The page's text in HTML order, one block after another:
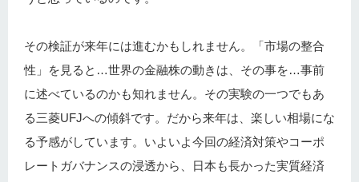
その検証が来年には進むかもしれません。「市場の整合
性」を見ると…世界の金融株の動きは、その事を…事前
に述べているのかも知れません。その実験の一つでもあ
る三菱UFJへの傾斜です。だから来年は、楽しい相場にな
る予感がしています。いよいよ今回の経済対策やコーポ
レートガバナンスの浸透から、日本も長かった実質経済